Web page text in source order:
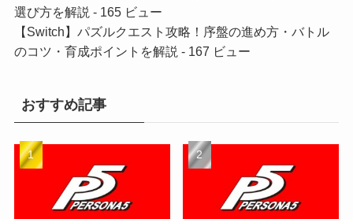
選び方を解説 - 165 ビュー
【Switch】パズルクエスト攻略！序盤の進め方・バトル
のコツ・育成ポイントを解説 - 167 ビュー
おすすめ記事